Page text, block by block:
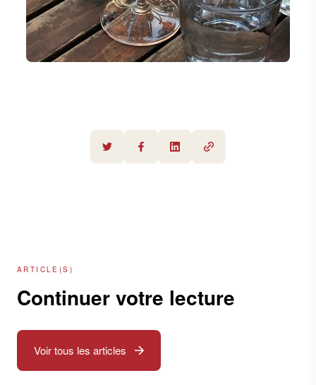
ARTICLE(S)
Continuer votre lecture
Voir tous les articles